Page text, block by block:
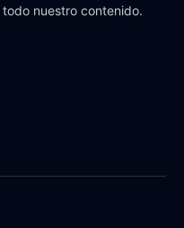
nuestro contenido.